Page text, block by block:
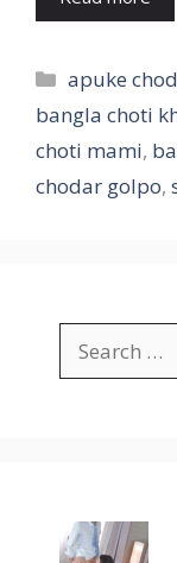
Categories
apuke
bangla choti
choti mami,
chodar golpo,
for: